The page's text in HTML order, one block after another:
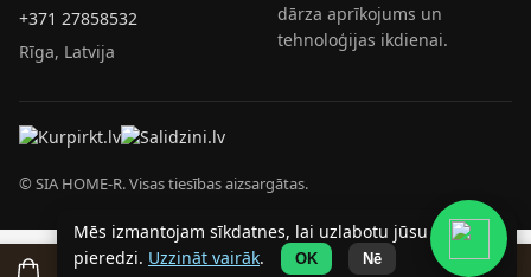
+371 27858532
Rīga, Latvija
dārza aprīkojums un
tehnoloģijas ikdienai.
© SIA HOME-R. Visas tiesības aizsargātas.
Mēs izmantojam sīkdatnes, lai uzlabotu jūsu
pieredzi. Uzzināt vairāk. OK Nē